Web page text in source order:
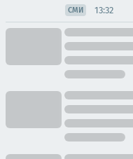
СМИ 13:32